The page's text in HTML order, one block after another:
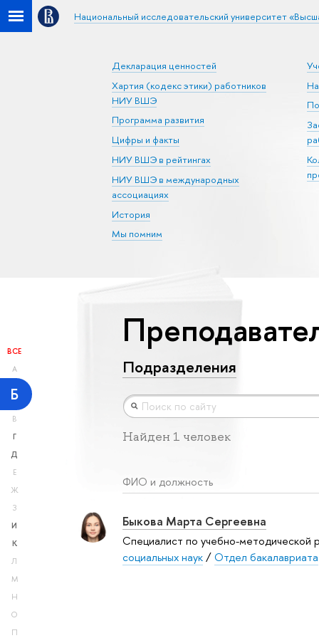
Национальный исследовательский университет
Декларация ценностей
Хартия (кодекс этики) работников
НИУ ВШЭ
Программа развития
Цифры и факты
НИУ ВШЭ в рейтингах
НИУ ВШЭ в международных
ассоциациях
История
Мы помним
ВСЕ
А
Б
В
Г
Д
Е
Ж
З
И
К
Л
М
Н
О
П
Подразделения
Найден 1 человек
ФИО и должность
Быкова Марта Сергеевна
Специалист по учебно-методической
социальных наук/Отдел бакалавриата